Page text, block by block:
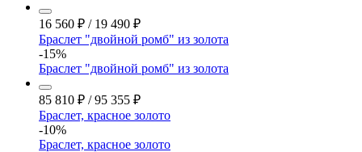
16 560 ₽ / 19 490 ₽
Браслет "двойной ромб" из золота
-15%
Браслет "двойной ромб" из золота
85 810 ₽ / 95 355 ₽
Браслет, красное золото
-10%
Браслет, красное золото